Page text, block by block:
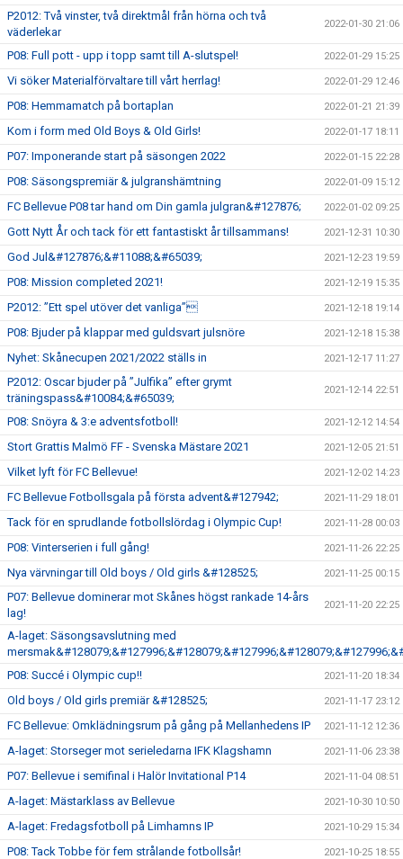
P2012: Två vinster, två direktmål från hörna och två
väderlekar
2022-01-30 21:06
P08: Full pott - upp i topp samt till A-slutspel! 2022-01-29 15:25
Vi söker Materialförvaltare till vårt herrlag! 2022-01-29 12:46
P08: Hemmamatch på bortaplan 2022-01-21 21:39
Kom i form med Old Boys & Old Girls! 2022-01-17 18:11
P07: Imponerande start på säsongen 2022 2022-01-15 22:28
P08: Säsongspremiär & julgranshämtning 2022-01-09 15:12
FC Bellevue P08 tar hand om Din gamla julgran&#127876; 2022-01-02 09:25
Gott Nytt År och tack för ett fantastiskt år tillsammans! 2021-12-31 10:30
God Jul&#127876;&#11088;&#65039; 2021-12-23 19:59
P08: Mission completed 2021! 2021-12-19 15:35
P2012: ”Ett spel utöver det vanliga” 2021-12-18 19:14
P08: Bjuder på klappar med guldsvart julsnöre 2021-12-18 15:38
Nyhet: Skånecupen 2021/2022 ställs in 2021-12-17 11:27
P2012: Oscar bjuder på ”Julfika” efter grymt
träningspass&#10084;&#65039;
2021-12-14 22:51
P08: Snöyra & 3:e adventsfotboll! 2021-12-12 14:54
Stort Grattis Malmö FF - Svenska Mästare 2021 2021-12-05 21:51
Vilket lyft för FC Bellevue! 2021-12-02 14:23
FC Bellevue Fotbollsgala på första advent&#127942; 2021-11-29 18:01
Tack för en sprudlande fotbollslördag i Olympic Cup! 2021-11-28 00:03
P08: Vinterserien i full gång! 2021-11-26 22:25
Nya värvningar till Old boys / Old girls &#128525; 2021-11-25 00:15
P07: Bellevue dominerar mot Skånes högst rankade 14-års
lag!
2021-11-20 22:25
A-laget: Säsongsavslutning med
P08: Succé i Olympic cup!!
2021-11-20 18:34
Old boys / Old girls premiär &#128525; 2021-11-17 23:12
FC Bellevue: Omklädningsrum på gång på Mellanhedens IP 2021-11-12 12:36
A-laget: Storseger mot serieledarna IFK Klagshamn 2021-11-06 23:38
P07: Bellevue i semifinal i Halör Invitational P14 2021-11-04 08:51
A-laget: Mästarklass av Bellevue 2021-10-30 10:50
A-laget: Fredagsfotboll på Limhamns IP 2021-10-29 15:34
P08: Tack Tobbe för fem strålande fotbollsår! 2021-10-25 18:55